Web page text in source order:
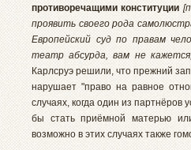
противоречащими конституции
проявить своего рода
Европейский суд по правам
театр абсурда, вам не
Карлсруэ решили, что прежний
нарушает "право на равное
случаях, когда один из партнёров
бы стать приёмной матерью
возможно в этих случаях также